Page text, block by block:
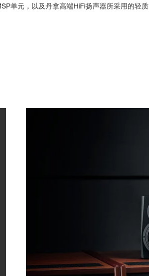
单元，以及丹拿高端HiFi扬声器所采用的轻质